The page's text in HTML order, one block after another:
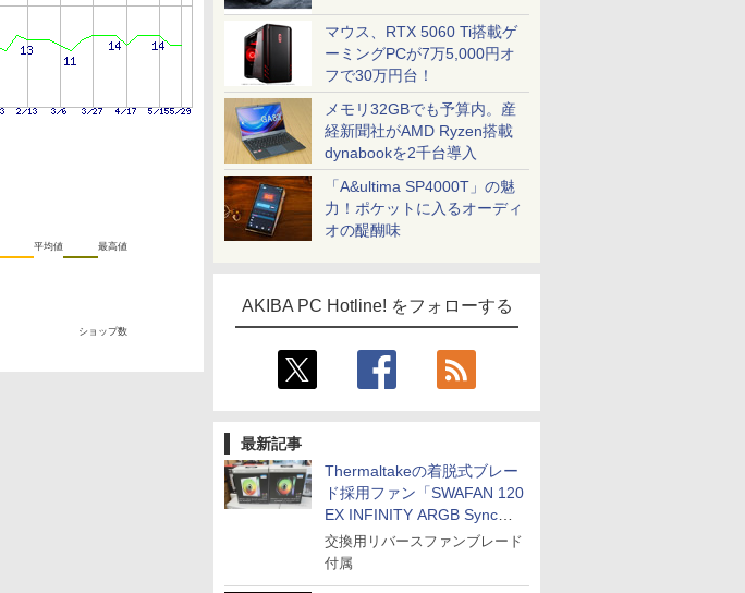
マウス、RTX 5060 Ti搭載ゲ
ーミングPCが7万5,000円オ
フで30万円台！
メモリ32GBでも予算内。産
経新聞社がAMD Ryzen搭載
dynabookを2千台導入
「A&ultima SP4000T」の魅
力！ポケットに入るオーディ
オの醍醐味
AKIBA PC Hotline! をフォローする
最新記事
Thermaltakeの着脱式ブレー
ド採用ファン「SWAFAN 120
EX INFINITY ARGB Sync」
に単品パッケージ
交換用リバースファンブレード
付属
平均値 最高値
ショップ数